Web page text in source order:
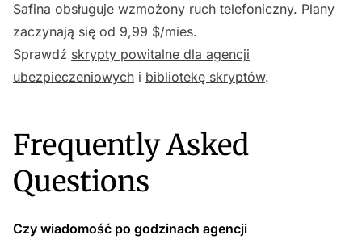
Safina obsługuje wzmożony ruch telefoniczny. Plany
zaczynają się od 9,99 $/mies.
Sprawdź skrypty powitalne dla agencji
ubezpieczeniowych i bibliotekę skryptów.
Frequently Asked
Questions
Czy wiadomość po godzinach agencji